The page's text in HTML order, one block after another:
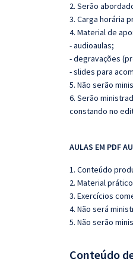
2. Serão
3. Carga horária
4. Material de
- audioaulas;
- degravações
- slides para
5. Não serão
6. Serão
constando no
AULAS EM PDF
1. Conteúdo
2. Material
3. Exercícios
4. Não será
5. Não serão
Conteúdo